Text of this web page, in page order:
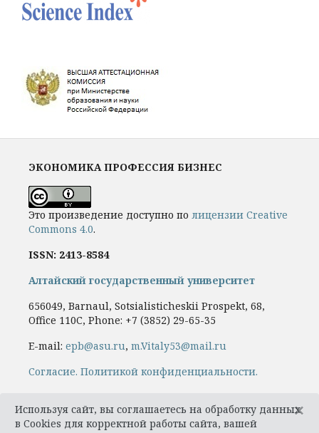
ЭКОНОМИКА ПРОФЕССИЯ БИЗНЕС
Это произведение доступно по лицензии Creative
Commons 4.0.
ISSN: 2413-8584
Алтайский государственный университет
656049, Barnaul, Sotsialisticheskii Prospekt, 68,
Office 110C, Phone: +7 (3852) 29-65-35
E-mail: epb@asu.ru, m.Vitaly53@mail.ru
Cогласие. Политикой конфиденциальности.
Используя сайт, вы соглашаетесь на обработку данных
в Cookies для корректной работы сайта, вашей
×